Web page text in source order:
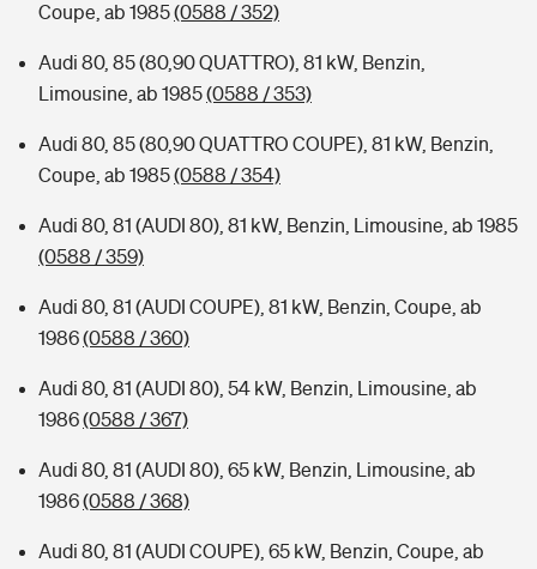
Coupe, ab 1985(0588 / 352)
Audi 80, 85 (80,90 QUATTRO), 81 kW, Benzin,
Limousine, ab 1985(0588 / 353)
Audi 80, 85 (80,90 QUATTRO COUPE), 81 kW, Benzin,
Coupe, ab 1985(0588 / 354)
Audi 80, 81 (AUDI 80), 81 kW, Benzin, Limousine, ab 1985
(0588 / 359)
Audi 80, 81 (AUDI COUPE), 81 kW, Benzin, Coupe, ab
1986(0588 / 360)
Audi 80, 81 (AUDI 80), 54 kW, Benzin, Limousine, ab
1986(0588 / 367)
Audi 80, 81 (AUDI 80), 65 kW, Benzin, Limousine, ab
1986(0588 / 368)
Audi 80, 81 (AUDI COUPE), 65 kW, Benzin, Coupe, ab